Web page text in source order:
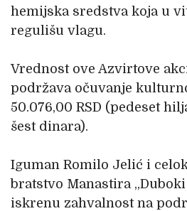
hemijska sredstva koja u
regulišu vlagu.
Vrednost ove Azvirtove
podržava očuvanje
50.076,00 RSD (pedeset
šest dinara).
Iguman Romilo Jelić i
bratstvo Manastira
iskrenu zahvalnost na